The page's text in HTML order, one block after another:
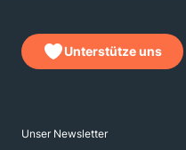
Unterstütze uns